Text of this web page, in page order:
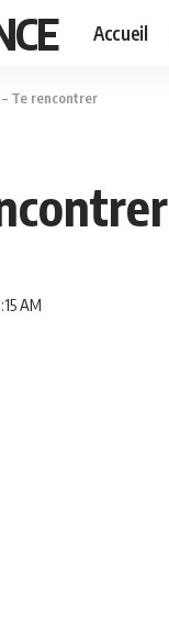
Accueil
– Te rencontrer
AM